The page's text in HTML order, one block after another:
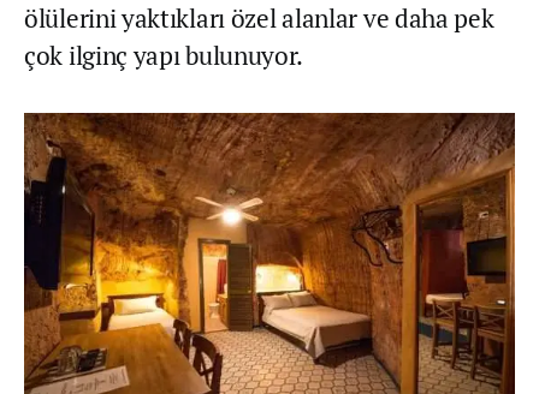
ölülerini yaktıkları özel alanlar ve daha pek
çok ilginç yapı bulunuyor.